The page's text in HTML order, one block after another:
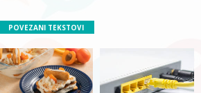
POVEZANI TEKSTOVI